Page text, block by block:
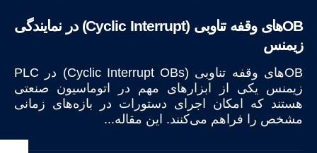
OBهای وقفه تناوبی (Cyclic Interrupt) در نمایندگی
زیمنس
OBهای وقفه تناوبی (Cyclic Interrupt OBs) در PLC
زیمنس یکی از ابزارهای مهم در اتوماسیون صنعتی
هستند که امکان اجرای دستورات در بازه‌های زمانی
مشخص را فراهم می‌کنند. این مقاله...